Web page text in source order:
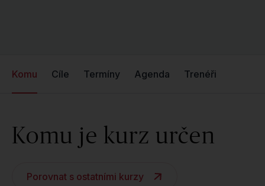
Komu Cíle Termíny Agenda Trenéři
Komu je kurz určen
Porovnat s ostatními kurzy